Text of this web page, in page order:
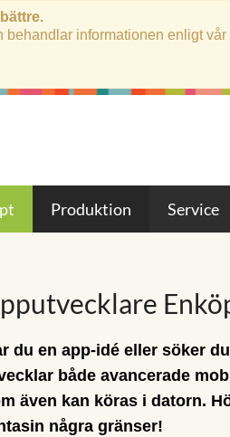
behandlar informationen enligt vår
Produktion Service
du en app-idé eller söker
både avancerade
även kan köras i datorn.
några gränser!